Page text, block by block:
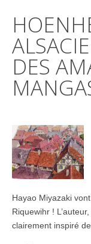
DES
Hayao Miyazaki
Riquewihr !
clairement inspiré